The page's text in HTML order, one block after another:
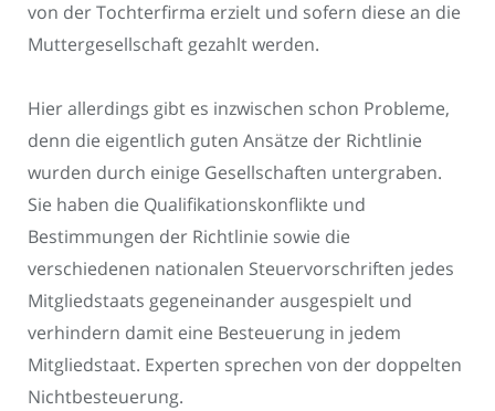
von der Tochterfirma erzielt und sofern diese an die
Muttergesellschaft gezahlt werden.
Hier allerdings gibt es inzwischen schon Probleme,
denn die eigentlich guten Ansätze der Richtlinie
wurden durch einige Gesellschaften untergraben.
Sie haben die Qualifikationskonflikte und
Bestimmungen der Richtlinie sowie die
verschiedenen nationalen Steuervorschriften jedes
Mitgliedstaats gegeneinander ausgespielt und
verhindern damit eine Besteuerung in jedem
Mitgliedstaat. Experten sprechen von der doppelten
Nichtbesteuerung.